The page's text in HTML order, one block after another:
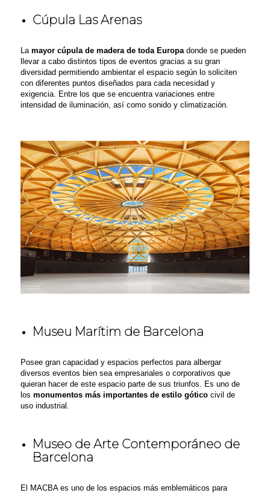
Cúpula​ Las Arenas
La mayor cúpula de madera de toda Europa donde se pueden
llevar a cabo distintos tipos de eventos gracias a su gran
diversidad permitiendo ambientar el espacio según lo soliciten
con diferentes puntos diseñados para cada necesidad y
exigencia. Entre los que se encuentra variaciones entre
intensidad de iluminación, así como sonido y climatización.
Museu Marítim de Barcelona
Posee gran capacidad y espacios perfectos para albergar
diversos eventos bien sea empresariales o corporativos que
quieran hacer de este espacio parte de sus triunfos. Es uno de
los monumentos más importantes de estilo gótico civil de
uso industrial.
Museo de Arte Contemporáneo de
Barcelona
El MACBA es uno de los espacios más emblemáticos para